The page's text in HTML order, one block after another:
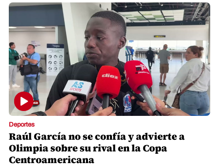
Deportes
Raúl García no se confía y advierte a
Olimpia sobre su rival en la Copa
Centroamericana